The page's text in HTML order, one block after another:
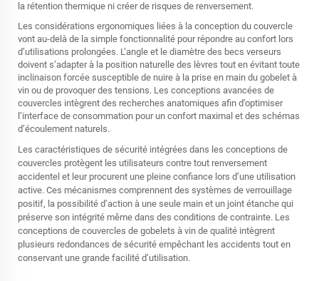
la rétention thermique ni créer de risques de renversement.
Les considérations ergonomiques liées à la conception du couvercle
vont au-delà de la simple fonctionnalité pour répondre au confort lors
d’utilisations prolongées. L’angle et le diamètre des becs verseurs
doivent s’adapter à la position naturelle des lèvres tout en évitant toute
inclinaison forcée susceptible de nuire à la prise en main du gobelet à
vin ou de provoquer des tensions. Les conceptions avancées de
couvercles intègrent des recherches anatomiques afin d’optimiser
l’interface de consommation pour un confort maximal et des schémas
d’écoulement naturels.
Les caractéristiques de sécurité intégrées dans les conceptions de
couvercles protègent les utilisateurs contre tout renversement
accidentel et leur procurent une pleine confiance lors d’une utilisation
active. Ces mécanismes comprennent des systèmes de verrouillage
positif, la possibilité d’action à une seule main et un joint étanche qui
préserve son intégrité même dans des conditions de contrainte. Les
conceptions de couvercles de gobelets à vin de qualité intègrent
plusieurs redondances de sécurité empêchant les accidents tout en
conservant une grande facilité d’utilisation.